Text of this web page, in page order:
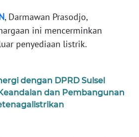
, Darmawan Prasodjo,
ini mencerminkan
penyediaan listrik.
dengan DPRD Sulsel
dan Pembangunan